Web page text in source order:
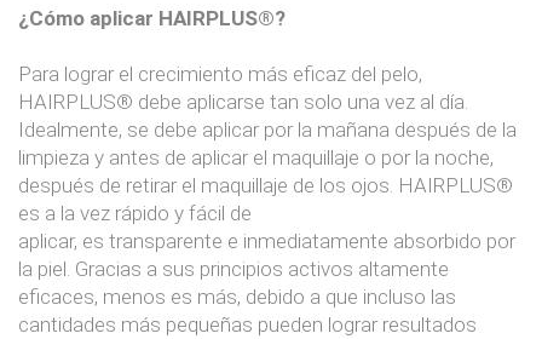
¿Cómo aplicar HAIRPLUS®?
Para lograr el crecimiento más eficaz del pelo,
HAIRPLUS® debe aplicarse tan solo una vez al día.
Idealmente, se debe aplicar por la mañana después de la
limpieza y antes de aplicar el maquillaje o por la noche,
después de retirar el maquillaje de los ojos. HAIRPLUS®
es a la vez rápido y fácil de
aplicar, es transparente e inmediatamente absorbido por
la piel. Gracias a sus principios activos altamente
eficaces, menos es más, debido a que incluso las
cantidades más pequeñas pueden lograr resultados